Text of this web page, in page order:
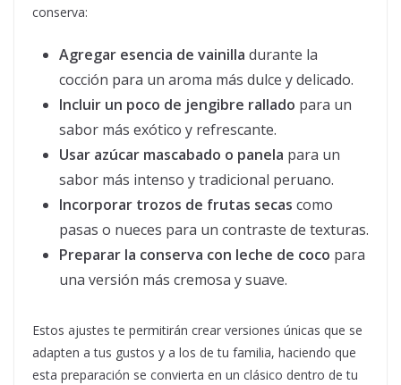
conserva:
Agregar esencia de vainilla durante la
cocción para un aroma más dulce y delicado.
Incluir un poco de jengibre rallado para un
sabor más exótico y refrescante.
Usar azúcar mascabado o panela para un
sabor más intenso y tradicional peruano.
Incorporar trozos de frutas secas como
pasas o nueces para un contraste de texturas.
Preparar la conserva con leche de coco para
una versión más cremosa y suave.
Estos ajustes te permitirán crear versiones únicas que se
adapten a tus gustos y a los de tu familia, haciendo que
esta preparación se convierta en un clásico dentro de tu